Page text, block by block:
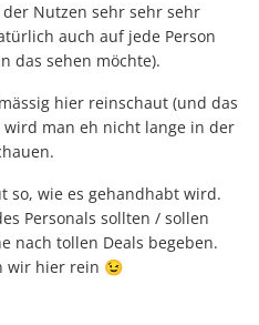
Nutzen sehr sehr sehr
auch auf jede Person
das sehen möchte).
hier reinschaut (und das
wird man eh nicht lange in der
so, wie es gehandhabt wird.
Personals sollten / sollen
nach tollen Deals begeben.
wir hier rein 😉